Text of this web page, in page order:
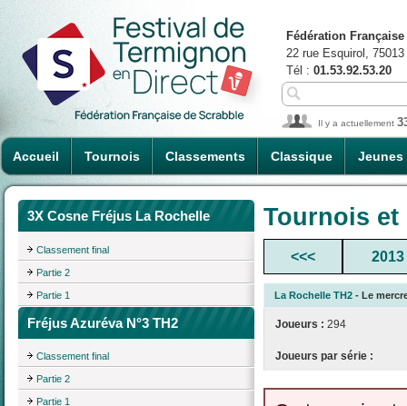
Accueil Tournois Classements Classique Jeunes
Fédération
22 rue Esquirol,
Tél : 01.53.92.53.20
Il y a actuellement
3X Cosne Fréjus La Rochelle
Classement final
Partie 2
Partie 1
Fréjus Azuréva N°3 TH2
Classement final
Partie 2
Partie 1
Tournois
<<< 2013
La Rochelle TH2 - Le
Joueurs : 294
Joueurs par série :